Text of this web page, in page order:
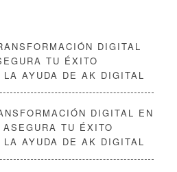
DIGITAL
TU ÉXITO
AYUDA DE AK DIGITAL
DIGITAL EN
TU ÉXITO
AYUDA DE AK DIGITAL